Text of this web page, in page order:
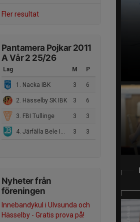
Fler resultat
Pantamera Pojkar 2011
A Vår 2 25/26
Lag M P
1. Nacka IBK 3 6
2. Hässelby SK IBK 3 6
3. FBI Tullinge 3 3
4. Järfälla Bele IBK (A) 3 3
Nyheter från
föreningen
Innebandykul i Ulvsunda och
Hässelby - Gratis prova på!